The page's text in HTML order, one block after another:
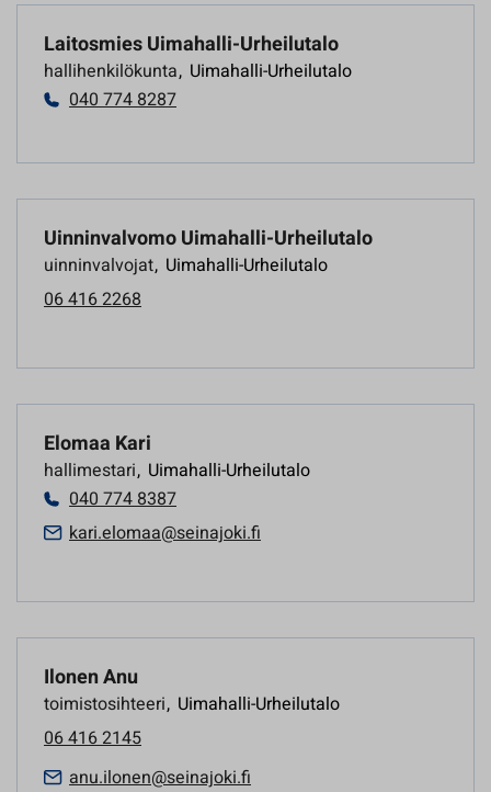
Laitosmies Uimahalli-Urheilutalo
hallihenkilökunta, Uimahalli-Urheilutalo
040 774 8287
Uinninvalvomo Uimahalli-Urheilutalo
uinninvalvojat, Uimahalli-Urheilutalo
06 416 2268
Elomaa Kari
hallimestari, Uimahalli-Urheilutalo
040 774 8387
kari.elomaa@seinajoki.fi
Ilonen Anu
toimistosihteeri, Uimahalli-Urheilutalo
06 416 2145
anu.ilonen@seinajoki.fi